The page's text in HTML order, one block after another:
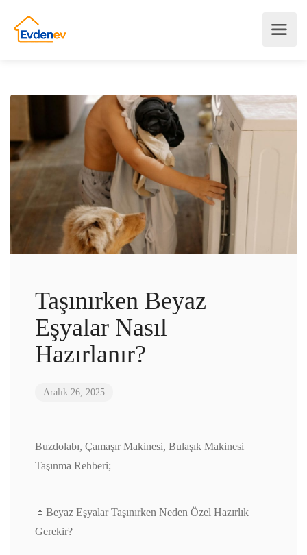
Taşınırken Beyaz
Eşyalar Nasıl
Hazırlanır?
Aralık 26, 2025
Buzdolabı, Çamaşır Makinesi, Bulaşık Makinesi
Taşınma Rehberi;
🔹Beyaz Eşyalar Taşınırken Neden Özel Hazırlık
Gerekir?